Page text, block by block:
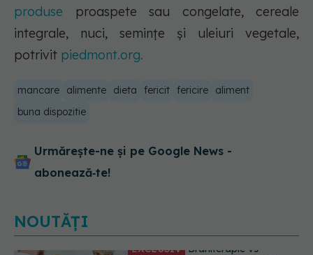
produse proaspete sau congelate, cereale
integrale, nuci, semințe și uleiuri vegetale,
potrivit piedmont.org.
mancare alimente dieta fericit fericire
aliment
buna dispozitie
Urmărește-ne și pe Google News -
abonează‑te!
NOUTĂȚI